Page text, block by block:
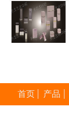
首页 产品